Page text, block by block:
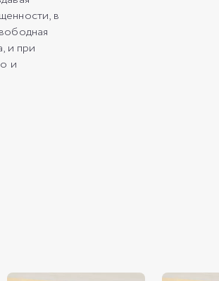
в
и при
и